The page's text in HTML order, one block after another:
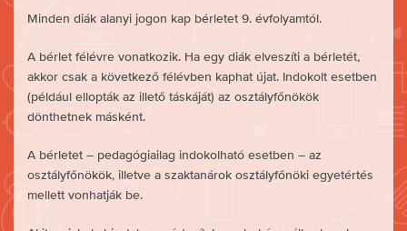
Minden diák alanyi jogon kap bérletet 9. évfolyamtól.
A bérlet félévre vonatkozik. Ha egy diák elveszíti a bérletét,
akkor csak a következő félévben kaphat újat. Indokolt esetben
(például ellopták az illető táskáját) az osztályfőnökök
dönthetnek másként.
A bérletet – pedagógiailag indokolható esetben – az
osztályfőnökök, illetve a szaktanárok osztályfőnöki egyetértés
mellett vonhatják be.